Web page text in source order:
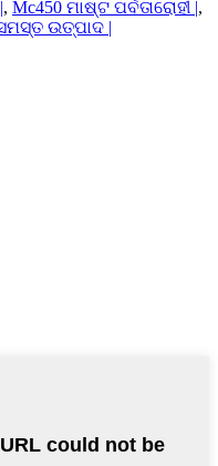
, Mc450 ମାଷ୍ଟ ପର୍ବତାରୋହୀ |,
ଉତ୍ପାଦ |